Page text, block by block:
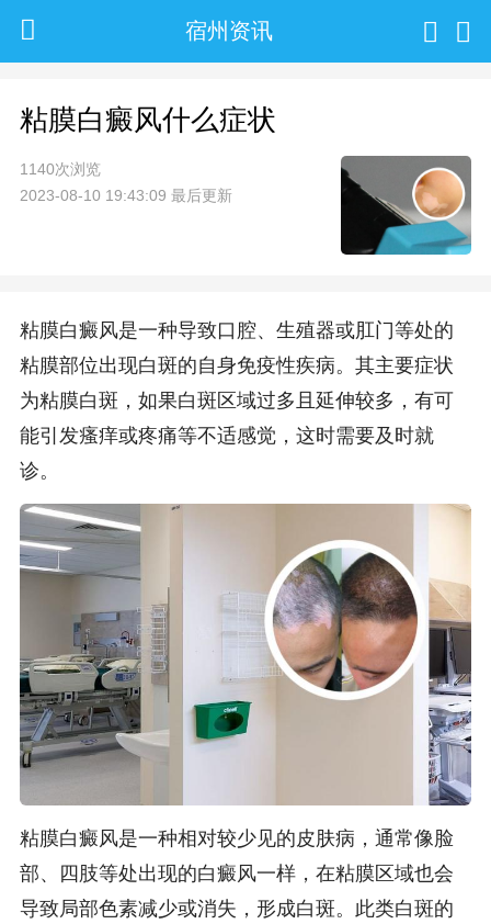
宿州资讯
粘膜白癜风什么症状
1140次浏览
2023-08-10 19:43:09 最后更新
粘膜白癜风是一种导致口腔、生殖器或肛门等处的
粘膜部位出现白斑的自身免疫性疾病。其主要症状
为粘膜白斑，如果白斑区域过多且延伸较多，有可
能引发瘙痒或疼痛等不适感觉，这时需要及时就
诊。
粘膜白癜风是一种相对较少见的皮肤病，通常像脸
部、四肢等处出现的白癜风一样，在粘膜区域也会
导致局部色素减少或消失，形成白斑。此类白斑的